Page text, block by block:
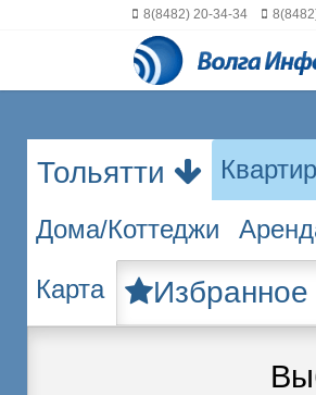
8(8482) 20-34-34
Тольятти
Дома/Коттеджи
Карта Избранное